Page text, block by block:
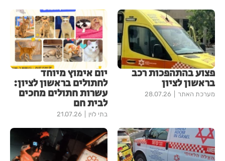
פצוע בהתהפכות רכב
בראשון לציון
מערכת האתר 28.07.26
יום אימוץ מיוחד
לחתולים בראשון לציון:
עשרות חתולים מחכים
לבית חם
בתי לוין 21.07.26